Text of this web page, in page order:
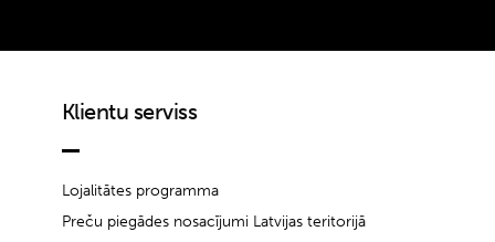
Klientu serviss
Lojalitātes programma
Preču piegādes nosacījumi Latvijas teritorijā